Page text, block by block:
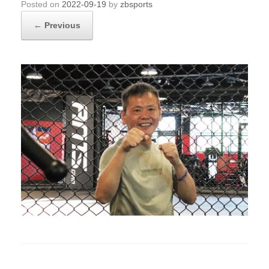
Posted on 2022-09-19 by zbsports
← Previous